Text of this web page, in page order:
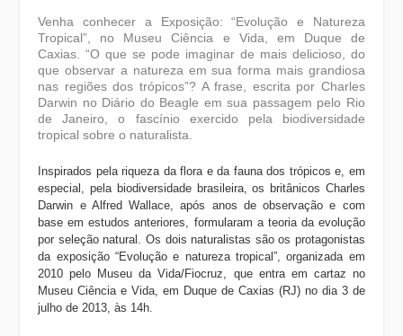
Venha conhecer a Exposição: “Evolução e Natureza
Tropical”, no Museu Ciência e Vida, em Duque de
Caxias. “O que se pode imaginar de mais delicioso, do
que observar a natureza em sua forma mais grandiosa
nas regiões dos trópicos”? A frase, escrita por Charles
Darwin no Diário do Beagle em sua passagem pelo Rio
de Janeiro, o fascínio exercido pela biodiversidade
tropical sobre o naturalista.
Inspirados pela riqueza da flora e da fauna dos trópicos e, em
especial, pela biodiversidade brasileira, os britânicos Charles
Darwin e Alfred Wallace, após anos de observação e com
base em estudos anteriores, formularam a teoria da evolução
por seleção natural. Os dois naturalistas são os protagonistas
da exposição “Evolução e natureza tropical”, organizada em
2010 pelo Museu da Vida/Fiocruz, que entra em cartaz no
Museu Ciência e Vida, em Duque de Caxias (RJ) no dia 3 de
julho de 2013, às 14h.